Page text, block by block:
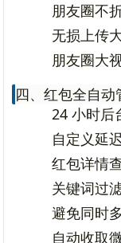
朋友圈不
无损上传
朋友圈大
四、红包全自动
24 小时后
自定义延
红包详情
关键词过
避免同时
自动收取